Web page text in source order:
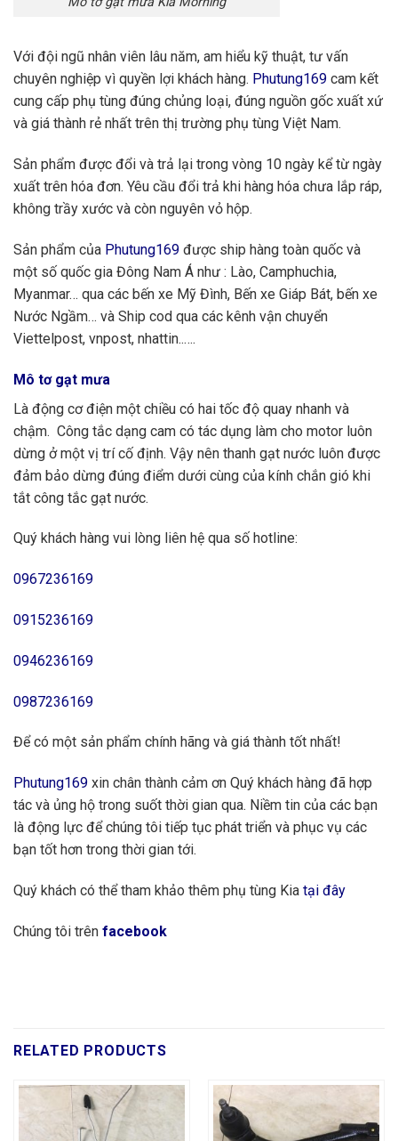
Với đội ngũ nhân viên lâu năm, am hiểu kỹ thuật, tư vấn
chuyên nghiệp vì quyền lợi khách hàng. Phutung169 cam kết
cung cấp phụ tùng đúng chủng loại, đúng nguồn gốc xuất xứ
và giá thành rẻ nhất trên thị trường phụ tùng Việt Nam.
Sản phẩm được đổi và trả lại trong vòng 10 ngày kể từ ngày
xuất trên hóa đơn. Yêu cầu đổi trả khi hàng hóa chưa lắp ráp,
không trầy xước và còn nguyên vỏ hộp.
Sản phẩm của Phutung169 được ship hàng toàn quốc và
một số quốc gia Đông Nam Á như : Lào, Camphuchia,
Myanmar… qua các bến xe Mỹ Đình, Bến xe Giáp Bát, bến xe
Nước Ngầm… và Ship cod qua các kênh vận chuyển
Viettelpost, vnpost, nhattin..….
Mô tơ gạt mưa
Là động cơ điện một chiều có hai tốc độ quay nhanh và
chậm. Công tắc dạng cam có tác dụng làm cho motor luôn
dừng ở một vị trí cố định. Vậy nên thanh gạt nước luôn được
đảm bảo dừng đúng điểm dưới cùng của kính chắn gió khi
tắt công tắc gạt nước.
Quý khách hàng vui lòng liên hệ qua số hotline:
0967236169
0915236169
0946236169
0987236169
Để có một sản phẩm chính hãng và giá thành tốt nhất!
Phutung169 xin chân thành cảm ơn Quý khách hàng đã hợp
tác và ủng hộ trong suốt thời gian qua. Niềm tin của các bạn
là động lực để chúng tôi tiếp tục phát triển và phục vụ các
bạn tốt hơn trong thời gian tới.
Quý khách có thể tham khảo thêm phụ tùng Kia tại đây
Chúng tôi trên facebook
RELATED PRODUCTS